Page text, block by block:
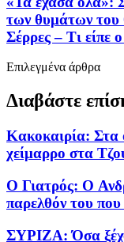
των θυμάτων του
Σέρρες – Τι είπε
Επιλεγμένα άρθρα
Διαβάστε
Κακοκαιρία: Στα
χείμαρρο στα
Ο Γιατρός: O
παρελθόν του που
ΣΥΡΙΖΑ: Όσα